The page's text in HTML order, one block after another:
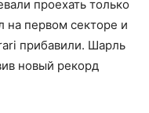
проехать только
на первом секторе и
прибавили. Шарль
новый рекорд